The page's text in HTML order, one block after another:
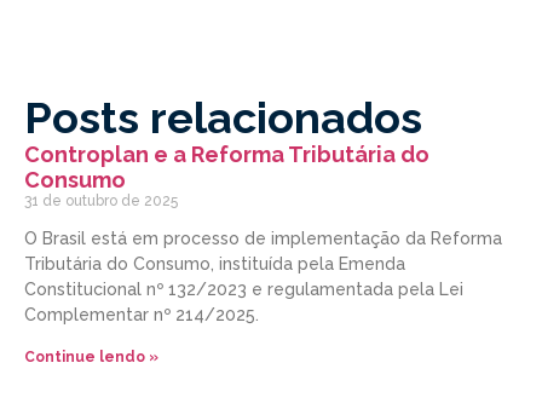
Posts relacionados
Controplan e a Reforma Tributária do
Consumo
31 de outubro de 2025
O Brasil está em processo de implementação da Reforma
Tributária do Consumo, instituída pela Emenda
Constitucional nº 132/2023 e regulamentada pela Lei
Complementar nº 214/2025.
Continue lendo »